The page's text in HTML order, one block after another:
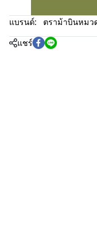
แบรนด์:
ตราม้าบินหมว
แชร์